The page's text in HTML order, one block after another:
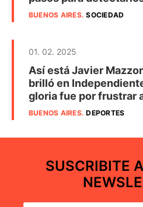
BUENOS AIRES.SOCIEDAD
01. 02. 2025
Así está Javier
brilló en
gloria fue por frustrar
BUENOS AIRES.DEPORTES
SUSCRIBITE